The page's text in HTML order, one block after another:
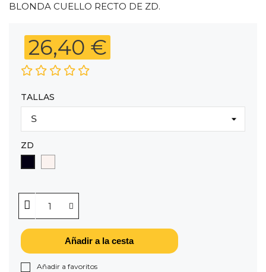
BLONDA CUELLO RECTO DE ZD.
26,40 €
TALLAS
ZD
Añadir a la cesta
Añadir a favoritos